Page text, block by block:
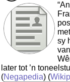
sy
later tot ’n
(Negapedia) (